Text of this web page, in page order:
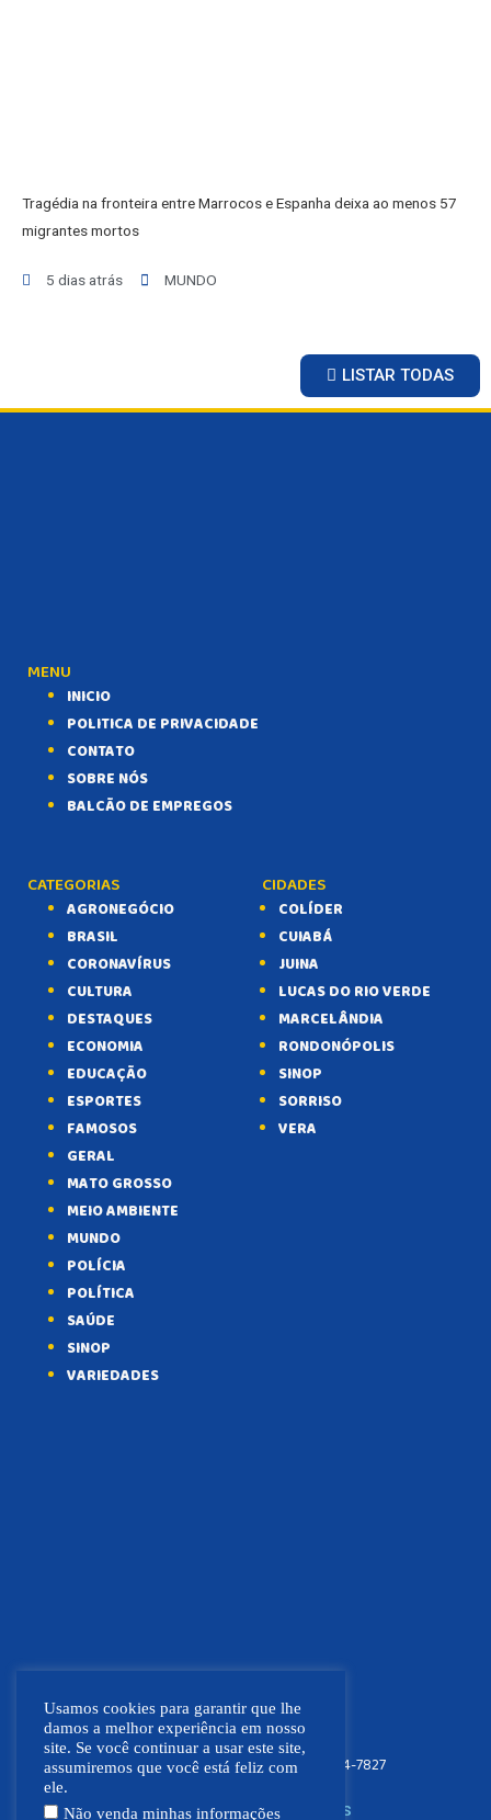
Tragédia na fronteira entre Marrocos e Espanha deixa ao menos 57
migrantes mortos
5 dias atrás MUNDO
LISTAR TODAS
MENU
INICIO
POLITICA DE PRIVACIDADE
CONTATO
SOBRE NÓS
BALCÃO DE EMPREGOS
CATEGORIAS
AGRONEGÓCIO
BRASIL
CORONAVÍRUS
CULTURA
DESTAQUES
ECONOMIA
EDUCAÇÃO
ESPORTES
FAMOSOS
GERAL
MATO GROSSO
MEIO AMBIENTE
MUNDO
POLÍCIA
POLÍTICA
SAÚDE
SINOP
VARIEDADES
CIDADES
COLÍDER
CUIABÁ
JUINA
LUCAS DO RIO VERDE
MARCELÂNDIA
RONDONÓPOLIS
SINOP
SORRISO
VERA
FOCO NEWS MT (66) 9.9664-7827
SIGA NOSSAS REDES SOCIAIS
Usamos cookies para garantir que lhe
damos a melhor experiência em nosso
site. Se você continuar a usar este site,
assumiremos que você está feliz com
ele.
Não venda minhas informações
ESPORTES
VARIEDADES